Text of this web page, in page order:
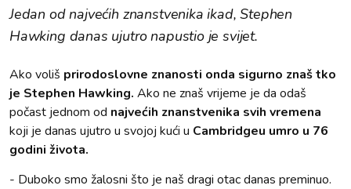
Jedan od najvećih znanstvenika ikad, Stephen
Hawking danas ujutro napustio je svijet.
Ako voliš prirodoslovne znanosti onda sigurno znaš tko
je Stephen Hawking. Ako ne znaš vrijeme je da odaš
počast jednom od najvećih znanstvenika svih vremena
koji je danas ujutro u svojoj kući u Cambridgeu umro u 76
godini života.
- Duboko smo žalosni što je naš dragi otac danas preminuo.